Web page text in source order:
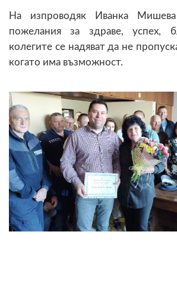
На изпроводяк Иванка
пожелания за здраве, успех,
колегите се надяват да не
когато има възможност.